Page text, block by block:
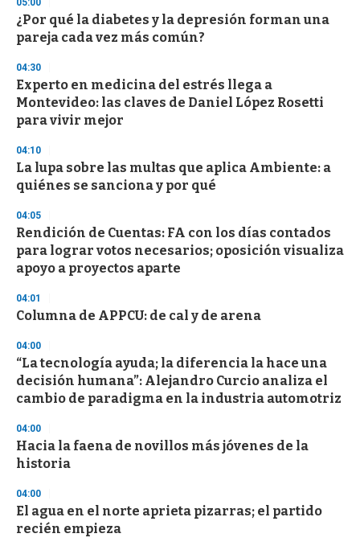
d
s
o
f
3
s
e
c
o
d
s
05:00
¿Por qué la diabetes y la depresión forman una
pareja cada vez más común?
04:30
Experto en medicina del estrés llega a
Montevideo: las claves de Daniel López Rosetti
para vivir mejor
04:10
La lupa sobre las multas que aplica Ambiente: a
quiénes se sanciona y por qué
04:05
Rendición de Cuentas: FA con los días contados
para lograr votos necesarios; oposición visualiza
apoyo a proyectos aparte
04:01
Columna de APPCU: de cal y de arena
04:00
“La tecnología ayuda; la diferencia la hace una
decisión humana”: Alejandro Curcio analiza el
cambio de paradigma en la industria automotriz
04:00
Hacia la faena de novillos más jóvenes de la
historia
04:00
El agua en el norte aprieta pizarras; el partido
recién empieza